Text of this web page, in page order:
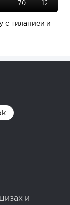
70 12
с тилапией и
и